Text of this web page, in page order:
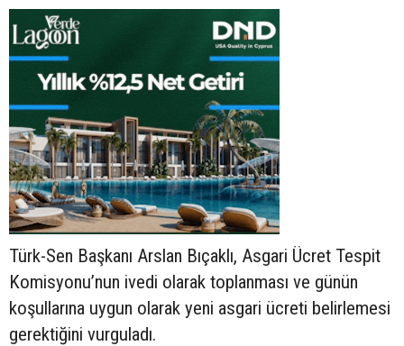
Türk-Sen Başkanı Arslan Bıçaklı, Asgari Ücret Tespit
Komisyonu’nun ivedi olarak toplanması ve günün
koşullarına uygun olarak yeni asgari ücreti belirlemesi
gerektiğini vurguladı.